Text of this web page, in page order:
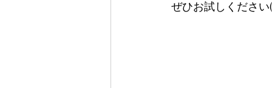
ぜひお試しください